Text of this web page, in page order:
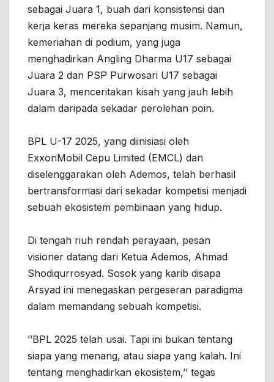
sebagai Juara 1, buah dari konsistensi dan
kerja keras mereka sepanjang musim. Namun,
kemeriahan di podium, yang juga
menghadirkan Angling Dharma U17 sebagai
Juara 2 dan PSP Purwosari U17 sebagai
Juara 3, menceritakan kisah yang jauh lebih
dalam daripada sekadar perolehan poin.
BPL U-17 2025, yang diinisiasi oleh
ExxonMobil Cepu Limited (EMCL) dan
diselenggarakan oleh Ademos, telah berhasil
bertransformasi dari sekadar kompetisi menjadi
sebuah ekosistem pembinaan yang hidup.
Di tengah riuh rendah perayaan, pesan
visioner datang dari Ketua Ademos, Ahmad
Shodiqurrosyad. Sosok yang karib disapa
Arsyad ini menegaskan pergeseran paradigma
dalam memandang sebuah kompetisi.
’’BPL 2025 telah usai. Tapi ini bukan tentang
siapa yang menang, atau siapa yang kalah. Ini
tentang menghadirkan ekosistem,’’ tegas